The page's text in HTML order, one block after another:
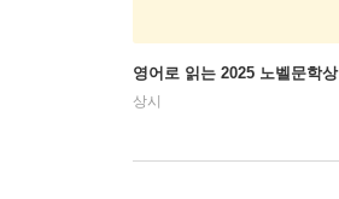
영어로 읽는 2025 노벨문학상
상시